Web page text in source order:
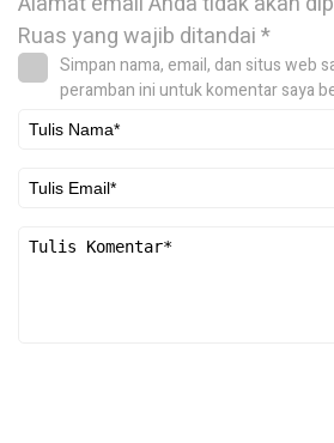
Ruas yang wajib ditandai*
Simpan nama, email, dan situs web
peramban ini untuk komentar saya